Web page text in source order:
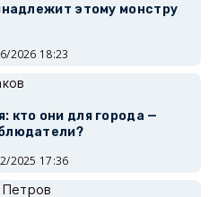
этому монстру
2026 18:23
кто они для города —
2025 17:36